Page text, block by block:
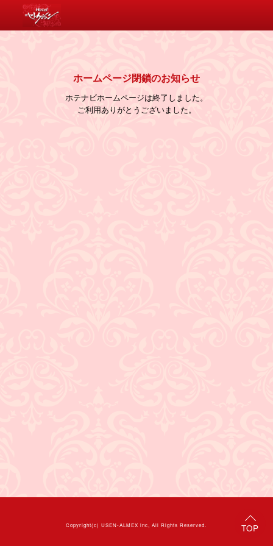
消費税について
ホームページ閉鎖のお知らせ
ホテナビホームページは終了しました。
ご利用ありがとうございました。
Copyright(c)USEN-ALMEX inc, All Rights Reserved.